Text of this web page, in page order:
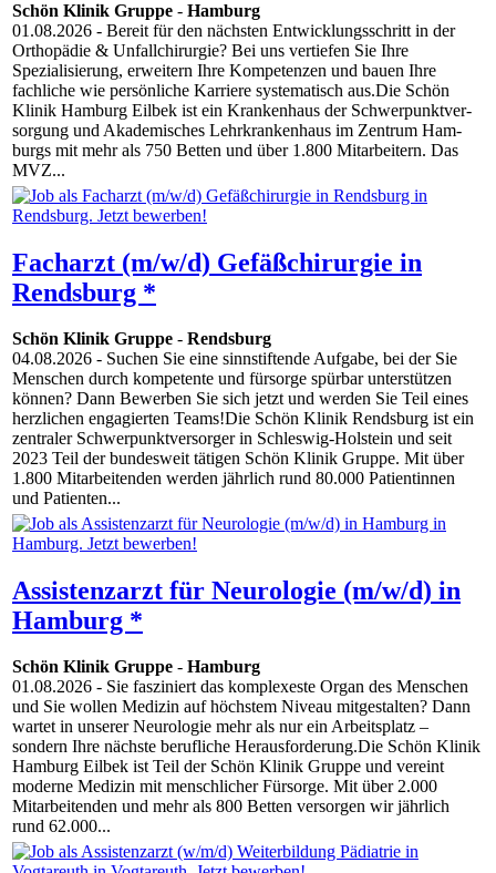
Schön Klinik Gruppe - Hamburg
01.08.2026 - Bereit für den nächsten Entwicklungsschritt in der
Orthopädie & Unfallchirurgie? Bei uns vertiefen Sie Ihre
Spezialisierung, erweitern Ihre Kompetenzen und bauen Ihre
fachliche wie persönliche Karriere systematisch aus.Die Schön
Klinik Hamburg Eilbek ist ein Kran­ken­haus der Schwer­punkt­ver­
sor­gung und Akademisches Lehr­kran­ken­haus im Zen­trum Ham­
burgs mit mehr als 750 Bet­ten und über 1.800 Mit­ar­bei­tern. Das
MVZ...
Facharzt (m/w/d) Gefäßchirurgie in
Rendsburg *
Schön Klinik Gruppe - Rendsburg
04.08.2026 - Suchen Sie eine sinnstiftende Aufgabe, bei der Sie
Menschen durch kompetente und fürsorge spürbar unterstützen
können? Dann Bewerben Sie sich jetzt und werden Sie Teil eines
herzlichen engagierten Teams!Die Schön Klinik Rendsburg ist ein
zentraler Schwerpunktversorger in Schleswig-Holstein und seit
2023 Teil der bundesweit tätigen Schön Klinik Gruppe. Mit über
1.800 Mitarbeitenden werden jährlich rund 80.000 Patientinnen
und Patienten...
Assistenzarzt für Neurologie (m/w/d) in
Hamburg *
Schön Klinik Gruppe - Hamburg
01.08.2026 - Sie fasziniert das komplexeste Organ des Menschen
und Sie wollen Medizin auf höchstem Niveau mitgestalten? Dann
wartet in unserer Neurologie mehr als nur ein Arbeitsplatz –
sondern Ihre nächste berufliche Herausforderung.Die Schön Klinik
Hamburg Eilbek ist Teil der Schön Klinik Gruppe und vereint
moderne Medizin mit menschlicher Fürsorge. Mit über 2.000
Mitarbeitenden und mehr als 800 Betten versorgen wir jährlich
rund 62.000...